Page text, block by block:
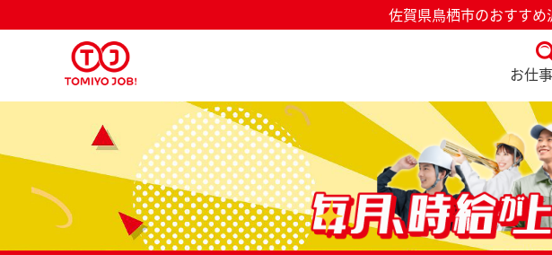
佐賀県鳥栖市のおすす
お仕
派遣なら毎月時給が上がるトミヨジョブ